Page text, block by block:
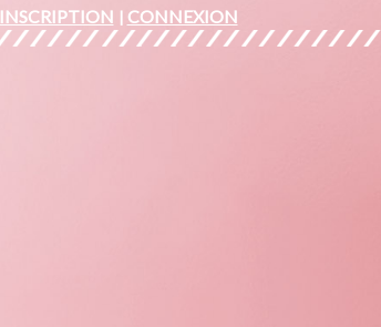
INSCRIPTION | CONNEXION